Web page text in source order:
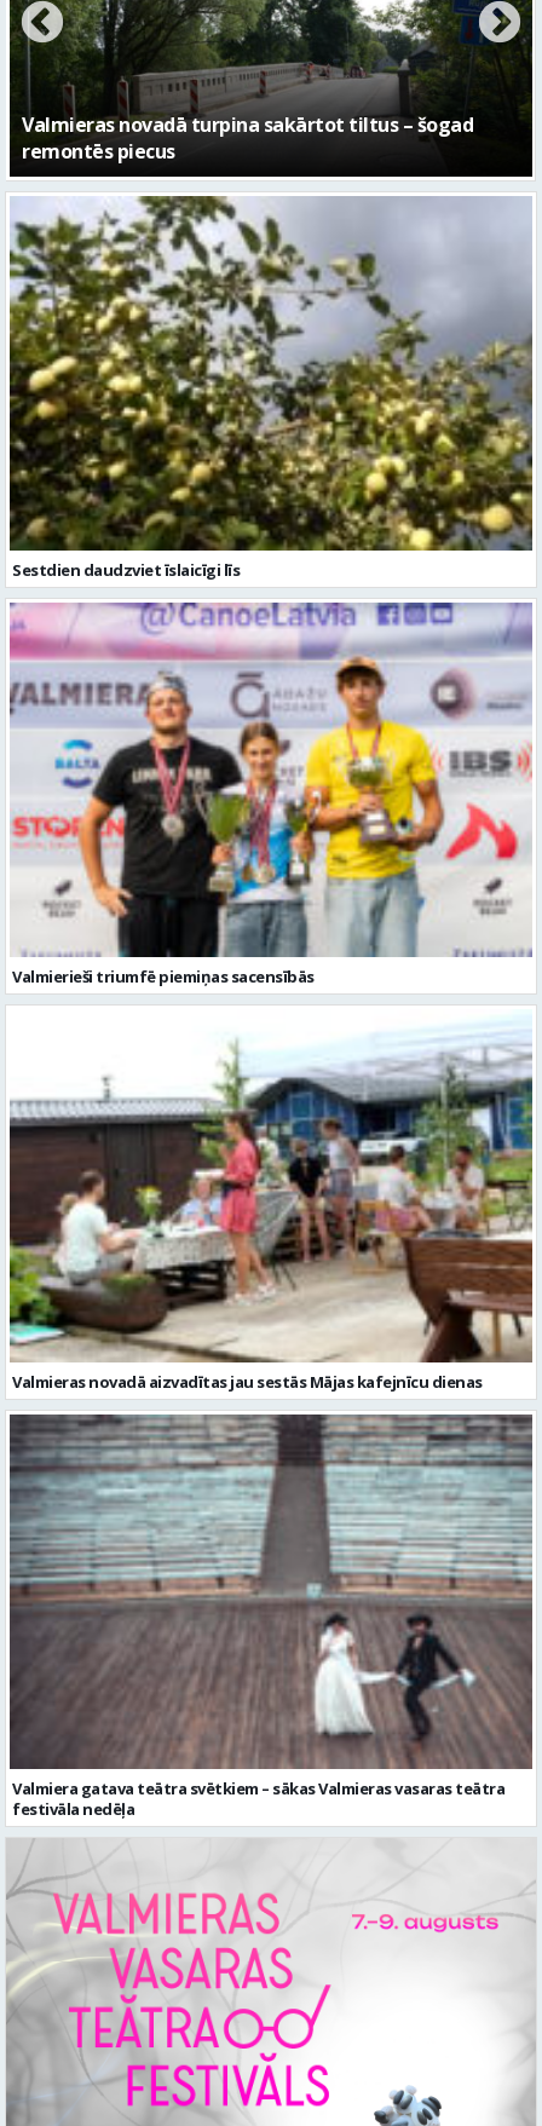
No pagaidu teātra līdz laikmetīgās kultūras centram
– kā attīstīsies “Kurtuve”
Sestdien daudzviet īslaicīgi līs
Valmierieši triumfē piemiņas sacensībās
Valmieras novadā aizvadītas jau sestās Mājas kafejnīcu dienas
Valmiera gatava teātra svētkiem – sākas Valmieras vasaras teātra
festivāla nedēļa